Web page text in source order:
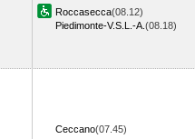
Roccasecca(08.12)
Piedimonte-V.S.L.-A. (08.18)
Ceccano(07.45)